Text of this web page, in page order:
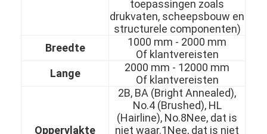
toepassingen zoals
drukvaten, scheepsbouw en
structurele componenten)
Breedte
1000 mm - 2000 mm
Of klantvereisten
Lange
2000 mm - 12000 mm
Of klantvereisten
Oppervlakte
2B, BA (Bright Annealed),
No.4 (Brushed), HL
(Hairline), No.8Nee, dat is
niet waar.1Nee, dat is niet